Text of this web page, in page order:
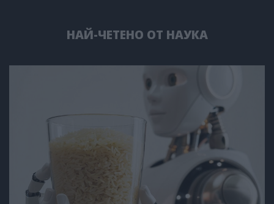
НАЙ-ЧЕТЕНО ОТ НАУКА